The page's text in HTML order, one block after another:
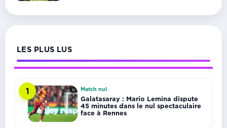
LES PLUS LUS
1 Match nul
Galatasaray : Mario Lemina dispute
45 minutes dans le nul spectaculaire
face à Rennes